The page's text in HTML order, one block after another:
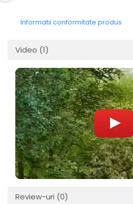
Informatii conformitate produs
Video (1)
Review-uri (0)